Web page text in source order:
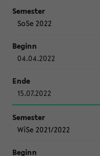
SoSe 2022
04.04.2022
15.07.2022
WiSe 2021/2022